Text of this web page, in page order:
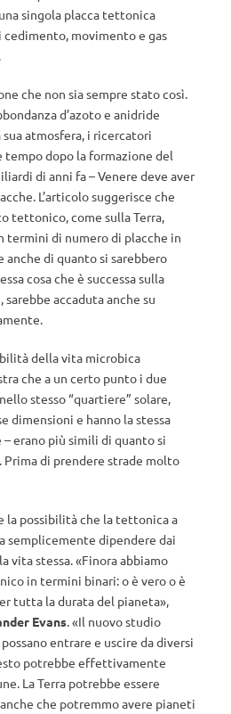
singola placca tettonica
movimento e gas
che non sia sempre stato così.
d’azoto e anidride
atmosfera, i ricercatori
tempo dopo la formazione del
di anni fa – Venere deve aver
L’articolo suggerisce che
tettonico, come sulla Terra,
termini di numero di placche in
anche di quanto si sarebbero
cosa che è successa sulla
accaduta anche su
della vita microbica
che a un certo punto i due
stesso “quartiere” solare,
dimensioni e hanno la stessa
– erano più simili di quanto si
Prima di prendere strade molto
la possibilità che la tettonica a
semplicemente dipendere dai
vita stessa. «Finora abbiamo
in termini binari: o è vero o è
tutta la durata del pianeta»,
Evans. «Il nuovo studio
entrare e uscire da diversi
potrebbe effettivamente
La Terra potrebbe essere
che potremmo avere pianeti